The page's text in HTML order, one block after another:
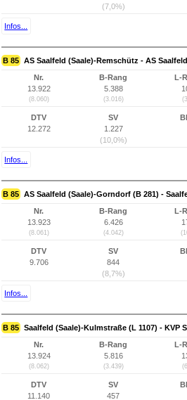
(7,0%)
Infos...
B 85 AS Saalfeld (Saale)-Remschütz - AS
Nr.
13.922
(8.060)
B-Rang
5.388
(3.016)
L-
DTV
12.272
SV
1.227
(10,0%)
Infos...
B 85 AS Saalfeld (Saale)-Gorndorf (B 281) -
Nr.
13.923
(8.061)
B-Rang
6.426
(4.042)
L-
DTV
9.706
SV
844
(8,7%)
Infos...
B 85 Saalfeld (Saale)-Kulmstraße (L 1107) - KVP
Nr.
13.924
(8.062)
B-Rang
5.816
(3.439)
L-
DTV
11.140
SV
457